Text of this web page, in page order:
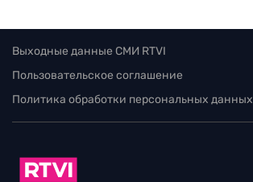
Выходные данные СМИ RTVI
Пользовательское соглашение
Политика обработки персональных данных